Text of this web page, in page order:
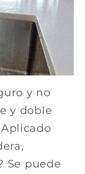
y no
y doble
Se puede